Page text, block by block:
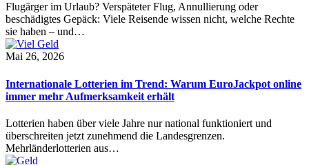
Flugärger im Urlaub? Verspäteter Flug, Annullierung oder
beschädigtes Gepäck: Viele Reisende wissen nicht, welche Rechte
sie haben – und…
Mai 26, 2026
Internationale Lotterien im Trend: Warum EuroJackpot online
immer mehr Aufmerksamkeit erhält
Lotterien haben über viele Jahre nur national funktioniert und
überschreiten jetzt zunehmend die Landesgrenzen.
Mehrländerlotterien aus…